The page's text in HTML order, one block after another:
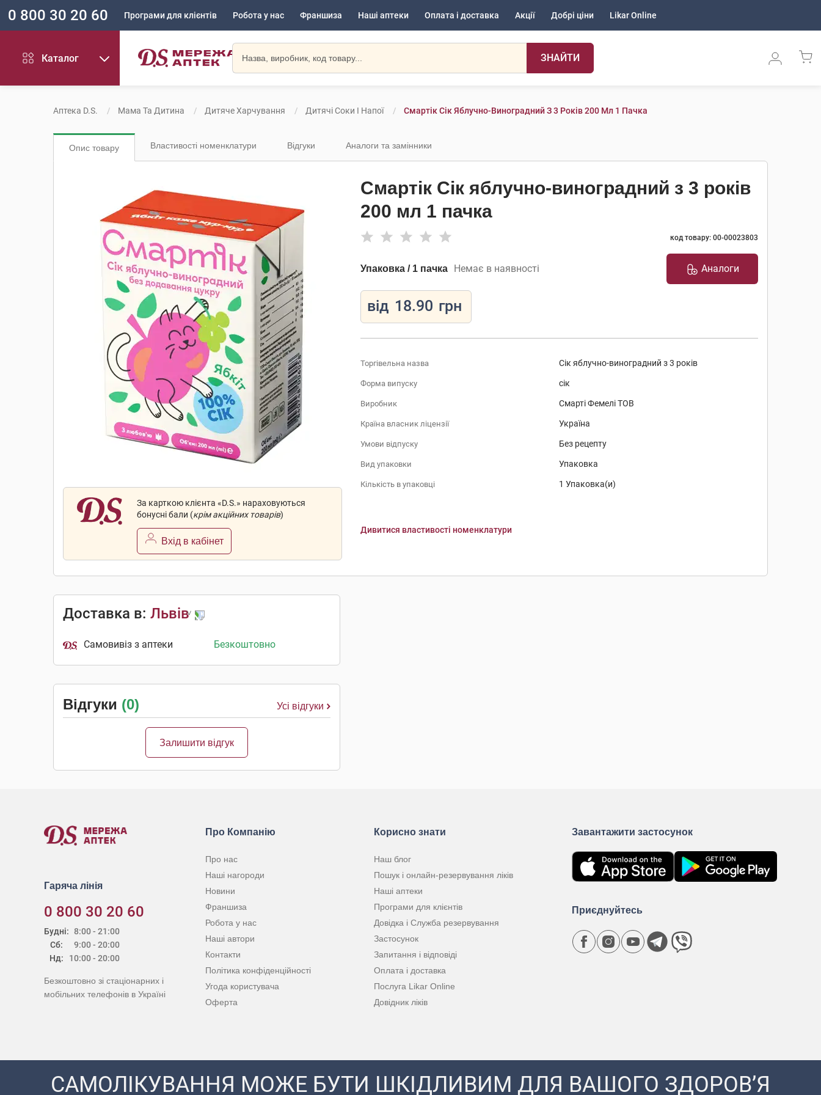
0 800 30 20 60 Програми для клієнтів Робота у нас Франшиза Наші аптеки Оплата і доставка Акції Добрі ціни Likar Online
Каталог ЗНАЙТИ
Аптека D.S. Мама Та Дитина Дитяче Харчування Дитячі Соки І Напої Смартік Сік Яблучно-Виноградний З 3 Років 200 Мл 1 Пачка
Опис товару Властивості номенклатури Відгуки Аналоги та замінники
За карткою клієнта «D.S.» нараховуються
бонусні бали (крім акційних товарів)
Вхід в кабінет
Смартік Сік яблучно-виноградний з 3 років
200 мл 1 пачка
код товару: 00-00023803
Упаковка / 1 пачка Немає в наявності Аналоги
від 18.90 грн
Торгівельна назва Сік яблучно-виноградний з 3 років
Форма випуску сік
Виробник Смарті Фемелі ТОВ
Країна власник ліцензії Україна
Умови відпуску Без рецепту
Вид упаковки Упаковка
Кількість в упаковці 1 Упаковка(и)
Дивитися властивості номенклатури
Доставка в: Львів
Самовивіз з аптеки Безкоштовно
Відгуки (0) Усі відгуки
Залишити відгук
Гаряча лінія
0 800 30 20 60
Будні:
Сб:
Нд:
8:00 - 21:00
9:00 - 20:00
10:00 - 20:00
Безкоштовно зі стаціонарних і
мобільних телефонів в Україні
Про Компанію
Про нас
Наші нагороди
Новини
Франшиза
Робота у нас
Наші автори
Контакти
Політика конфіденційності
Угода користувача
Оферта
Корисно знати
Наш блог
Пошук і онлайн-резервування ліків
Наші аптеки
Програми для клієнтів
Довідка і Служба резервування
Застосунок
Запитання і відповіді
Оплата і доставка
Послуга Likar Online
Довідник ліків
Завантажити застосунок
Приєднуйтесь
САМОЛІКУВАННЯ МОЖЕ БУТИ ШКІДЛИВИМ ДЛЯ ВАШОГО ЗДОРОВ’Я